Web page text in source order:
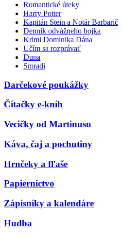
Romantické úteky
Harry Potter
Kapitán Stein a Notár Barbarič
Denník odvážneho bojka
Krimi Dominika Dána
Učím sa rozprávať
Duna
Smradi
Darčekové poukážky
Čítačky e-kníh
Vecičky od Martinusu
Káva, čaj a pochutiny
Hrnčeky a fľaše
Papiernictvo
Zápisníky a kalendáre
Hudba